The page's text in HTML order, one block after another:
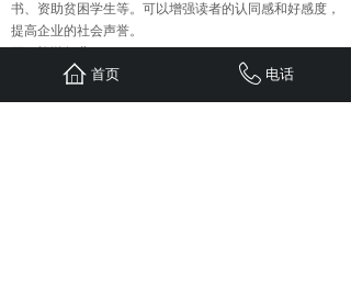
书、资助贫困学生等。可以增强读者的认同感和好感度，
提高企业的社会声誉。
1. 旅游攻略软文：
首页 电话